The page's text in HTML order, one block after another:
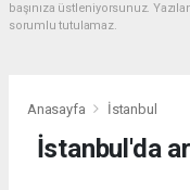
başınıza üstleniyorsunuz.
sorumlu tutulamaz.
Anasayfa İstanbul
İstanbul'da